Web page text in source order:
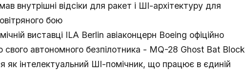
внутрішні відсіки для ракет і ШІ-архітектуру для
бою
виставці ILA Berlin авіаконцерн Boeing офіційно
свого автономного безпілотника - MQ-28 Ghost Bat Block
як інтелектуальний ШІ-помічник, що працює в єдиній